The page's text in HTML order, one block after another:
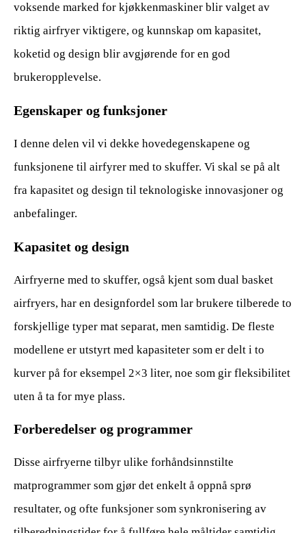
voksende marked for kjøkkenmaskiner blir valget av
riktig airfryer viktigere, og kunnskap om kapasitet,
koketid og design blir avgjørende for en god
brukeropplevelse.
Egenskaper og funksjoner
I denne delen vil vi dekke hovedegenskapene og
funksjonene til airfyrer med to skuffer. Vi skal se på alt
fra kapasitet og design til teknologiske innovasjoner og
anbefalinger.
Kapasitet og design
Airfryerne med to skuffer, også kjent som dual basket
airfryers, har en designfordel som lar brukere tilberede to
forskjellige typer mat separat, men samtidig. De fleste
modellene er utstyrt med kapasiteter som er delt i to
kurver på for eksempel 2×3 liter, noe som gir fleksibilitet
uten å ta for mye plass.
Forberedelser og programmer
Disse airfryerne tilbyr ulike forhåndsinnstilte
matprogrammer som gjør det enkelt å oppnå sprø
resultater, og ofte funksjoner som synkronisering av